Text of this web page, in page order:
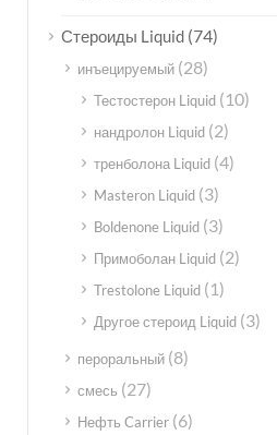
Стероиды Liquid(74)
инъецируемый(28)
Тестостерон Liquid(10)
нандролон Liquid(2)
тренболона Liquid(4)
Masteron Liquid(3)
Boldenone Liquid(3)
Примоболан Liquid(2)
Trestolone Liquid(1)
Другое стероид Liquid(3)
пероральный(8)
смесь (27)
Нефть Carrier(6)